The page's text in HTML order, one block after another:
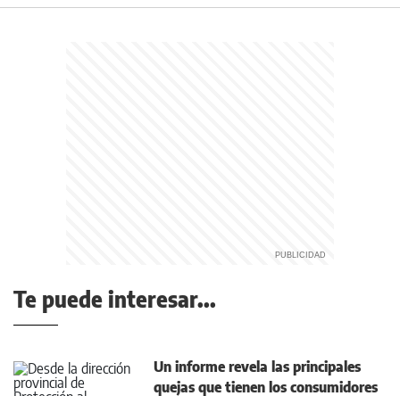
Te puede interesar...
Un informe revela las principales
quejas que tienen los consumidores